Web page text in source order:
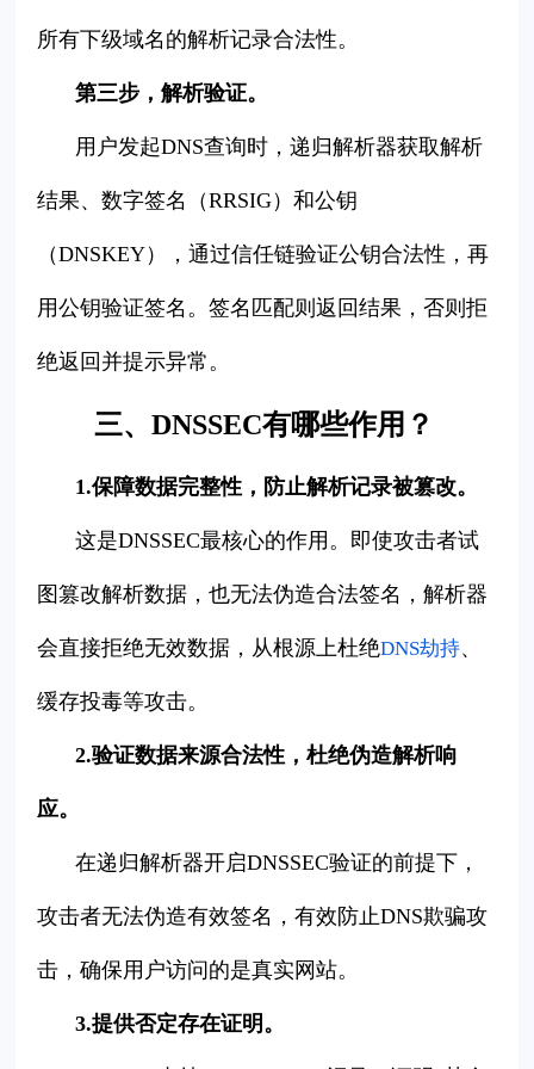
所有下级域名的解析记录合法性。
第三步，解析验证。
用户发起DNS查询时，递归解析器获取解析
结果、数字签名（RRSIG）和公钥
（DNSKEY），通过信任链验证公钥合法性，再
用公钥验证签名。签名匹配则返回结果，否则拒
绝返回并提示异常。
三、DNSSEC有哪些作用？
1.保障数据完整性，防止解析记录被篡改。
这是DNSSEC最核心的作用。即使攻击者试
图篡改解析数据，也无法伪造合法签名，解析器
会直接拒绝无效数据，从根源上杜绝DNS劫持、
缓存投毒等攻击。
2.验证数据来源合法性，杜绝伪造解析响
应。
在递归解析器开启DNSSEC验证的前提下，
攻击者无法伪造有效签名，有效防止DNS欺骗攻
击，确保用户访问的是真实网站。
3.提供否定存在证明。